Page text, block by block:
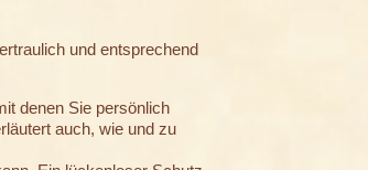
und entsprechend
denen Sie persönlich
auch, wie und zu